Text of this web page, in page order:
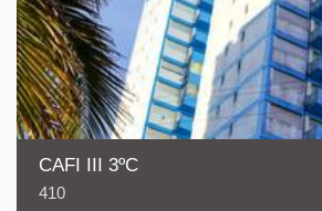
CAFI III 3ºC
410